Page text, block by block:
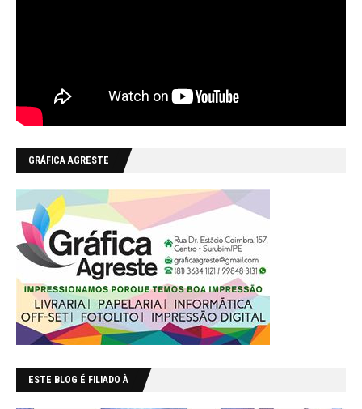
GRÁFICA AGRESTE
ESTE BLOG É FILIADO À